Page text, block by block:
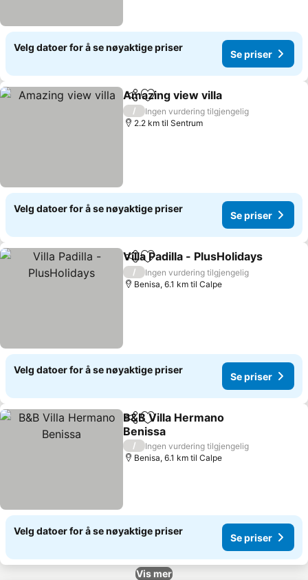
Velg datoer for å se nøyaktige priser
Se priser
Del Legg til i favoritter
Amazing view villa
/
Ingen vurdering tilgjengelig
2.2 km til Sentrum
Velg datoer for å se nøyaktige priser
Se priser
Del Legg til i favoritter
Villa Padilla - PlusHolidays
/
Ingen vurdering tilgjengelig
Benisa, 6.1 km til Calpe
Velg datoer for å se nøyaktige priser
Se priser
Del Legg til i favoritter
B&B Villa Hermano
Benissa
Se priser
/
Ingen vurdering tilgjengelig
Benisa, 6.1 km til Calpe
Velg datoer for å se nøyaktige priser
Se priser
Vis mer